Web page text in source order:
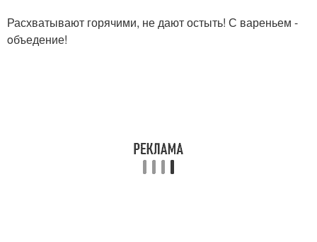
Расхватывают горячими, не дают остыть! С вареньем -
oбъедение!